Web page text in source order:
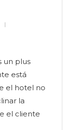
un plus
está
el hotel no
la
el cliente